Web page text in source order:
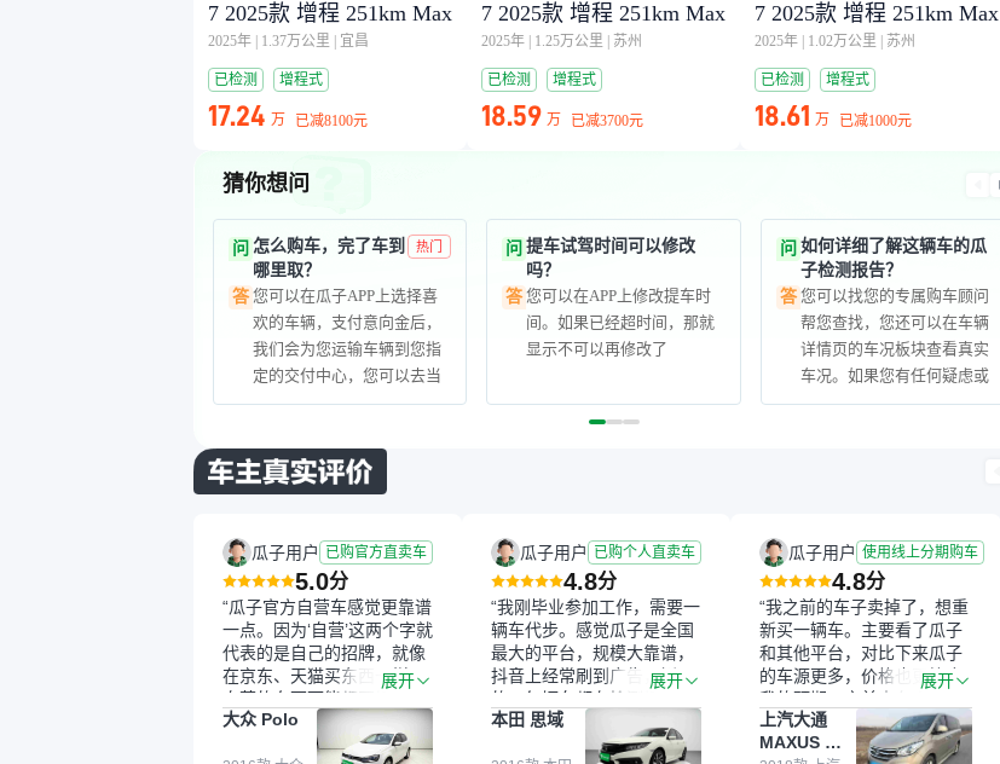
7 2025款 增程 251km Max
2025年 1.37万公里 宜昌
已检测 增程式
17.24 万 已减8100元
7 2025款 增程 251km Max
2025年 1.25万公里 苏州
已检测 增程式
18.59 万 已减3700元
7 2025款 增程 251km Max
2025年 1.02万公里 苏州
已检测 增程式
18.61 万 已减1000元
猜你想问
问 怎么购车，完了车到
哪里取？
热门
答 您可以在瓜子APP上选择喜
欢的车辆，支付意向金后，
我们会为您运输车辆到您指
定的交付中心，您可以去当
地交付中心验车提车。
问 提车试驾时间可以修改
吗？
答 您可以在APP上修改提车时
间。如果已经超时间，那就
显示不可以再修改了
问 如何详细了解这辆车的瓜
子检测报告？
答 您可以找您的专属购车顾问
帮您查找，您还可以在车辆
详情页的车况板块查看真实
车况。如果您有任何疑虑或
顾虑的话，咱们有在线看
瓜子用户 已购官方直卖车
5.0分
“瓜子官方自营车感觉更靠谱
一点。因为‘自营’这两个字就
代表的是自己的招牌，就像
在京东、天猫买东西一样，
自营的东西可能都要好一
点。就是这种刻板印象吧。
一开始买二手车的时候，我
展开
大众 Polo
瓜子用户 已购个人直卖车
4.8分
“我刚毕业参加工作，需要一
辆车代步。感觉瓜子是全国
最大的平台，规模大靠谱，
抖音上经常刷到广告，挺火
的。每辆车都有检测报告，
这个让我很放心。去外面买
车全凭卖家一张嘴，不敢
展开
本田 思域
瓜子用户 使用线上分期购车
4.8分
“我之前的车子卖掉了，想重
新买一辆车。主要看了瓜子
和其他平台，对比下来瓜子
的车源更多，价格也更符合
我的预期。之前卖车来过瓜
子，虽然价格没谈成，但
APP一直留着。瓜子毕竟是
展开
上汽大通
MAXUS 大